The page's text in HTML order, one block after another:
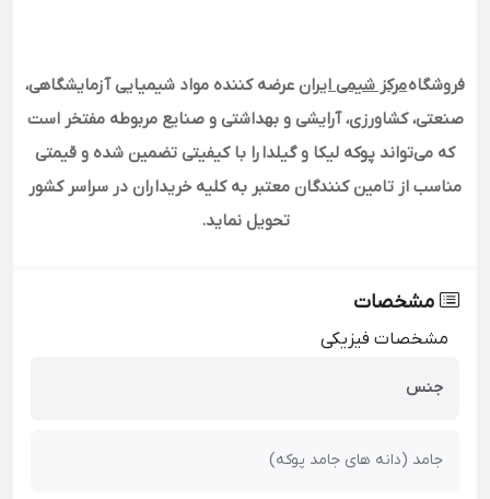
فروشگاهمرکز شیمی ایران عرضه کننده مواد شیمیایی آزمایشگاهی،
صنعتی، کشاورزی، آرایشی و بهداشتی و صنایع مربوطه مفتخر است
که می‌تواند پوکه لیکا و گیلدا را با کیفیتی تضمین شده و قیمتی
مناسب از تامین کنندگان معتبر به کلیه خریداران در سراسر کشور
تحویل نماید.
مشخصات
مشخصات فیزیکی
جنس
جامد (دانه های جامد پوکه)